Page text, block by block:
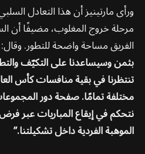
ورأى مارتينيز أن هذا التعادل
مرحلة خروج المغلوب، مضيفًا أن
الفريق مساحة واضحة للتطور.
بثمن وسيساعدنا على التكيّف
تنتظرنا في بقية منافسات كأس
مختلفة تمامًا. صفحة دور
نتحكم في إيقاع المباريات عبر
الموهبة الفردية داخل تشكيلتنا.”